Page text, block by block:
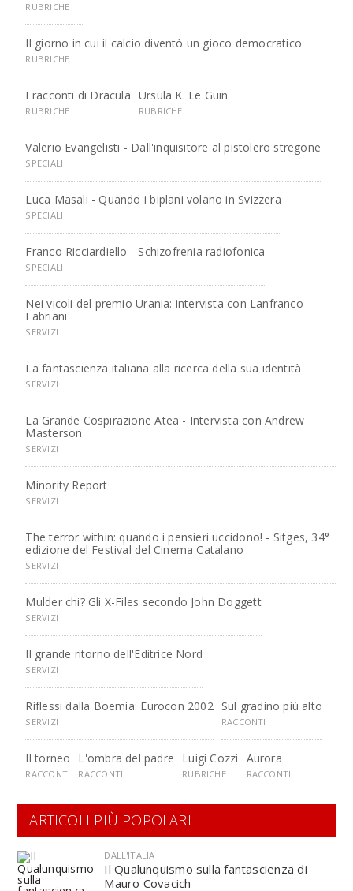
RUBRICHE
Il giorno in cui il calcio diventò un gioco democratico
RUBRICHE
I racconti di Dracula
RUBRICHE
Ursula K. Le Guin
RUBRICHE
Valerio Evangelisti - Dall'inquisitore al pistolero stregone
SPECIALI
Luca Masali - Quando i biplani volano in Svizzera
SPECIALI
Franco Ricciardiello - Schizofrenia radiofonica
SPECIALI
Nei vicoli del premio Urania: intervista con Lanfranco
Fabriani
SERVIZI
La fantascienza italiana alla ricerca della sua identità
SERVIZI
La Grande Cospirazione Atea - Intervista con Andrew
Masterson
SERVIZI
Minority Report
SERVIZI
The terror within: quando i pensieri uccidono! - Sitges, 34°
edizione del Festival del Cinema Catalano
SERVIZI
Mulder chi? Gli X-Files secondo John Doggett
SERVIZI
Il grande ritorno dell'Editrice Nord
SERVIZI
Riflessi dalla Boemia: Eurocon 2002
SERVIZI
Sul gradino più alto
RACCONTI
Il torneo
RACCONTI
L'ombra del padre
RACCONTI
Luigi Cozzi
RUBRICHE
Aurora
RACCONTI
ARTICOLI PIÙ POPOLARI
DALL'ITALIA
Il Qualunquismo sulla fantascienza di
Mauro Covacich